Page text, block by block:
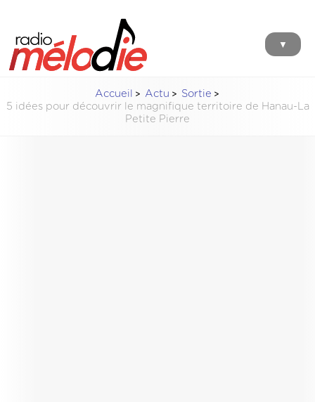
▼
Accueil Actu
Sortie
5 idées pour découvrir le magnifique territoire de Hanau-La
Petite Pierre